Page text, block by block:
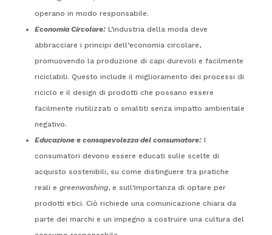
operano in modo responsabile.
Economia Circolare:L’industria della moda deve
abbracciare i principi dell’economia circolare,
promuovendo la produzione di capi durevoli e facilmente
riciclabili. Questo include il miglioramento dei processi di
riciclo e il design di prodotti che possano essere
facilmente riutilizzati o smaltiti senza impatto ambientale
negativo.
Educazione e consapevolezza del consumatore:I
consumatori devono essere educati sulle scelte di
acquisto sostenibili, su come distinguere tra pratiche
reali e greenwashing, e sull’importanza di optare per
prodotti etici. Ciò richiede una comunicazione chiara da
parte dei marchi e un impegno a costruire una cultura del